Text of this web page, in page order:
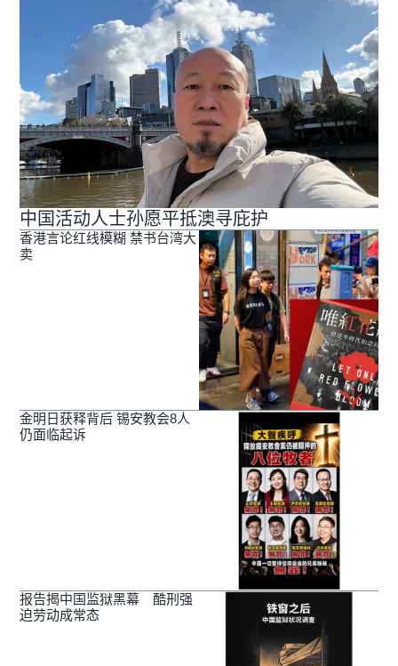
中国活动人士孙愿平抵澳寻庇护
香港言论红线模糊 禁书台湾大
卖
金明日获释背后 锡安教会8人
仍面临起诉
报告揭中国监狱黑幕 酷刑强
迫劳动成常态